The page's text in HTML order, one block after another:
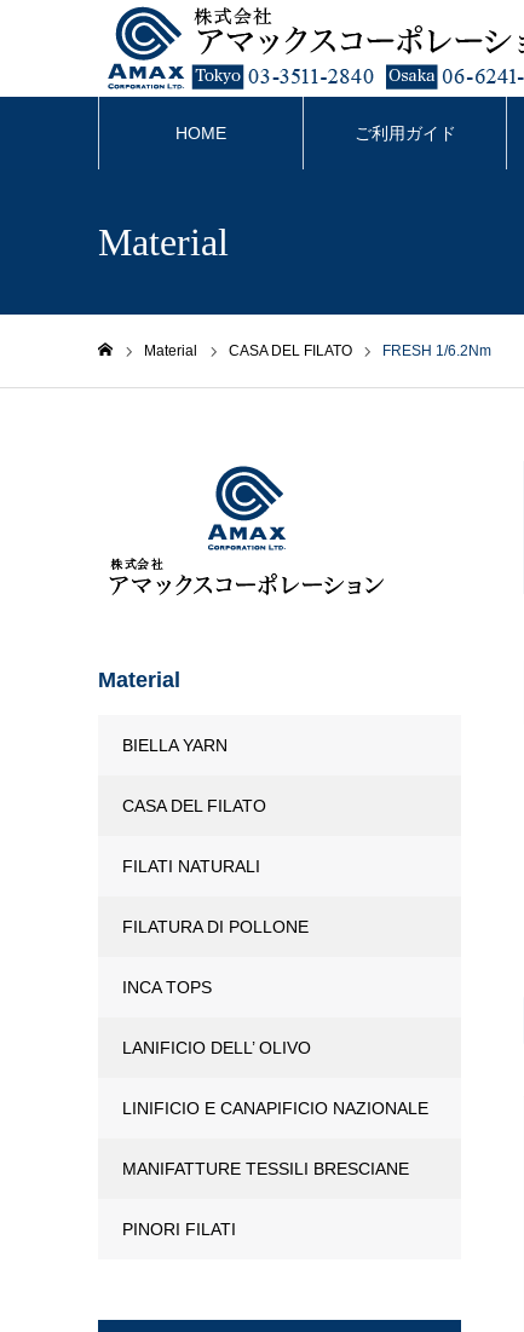
HOME ご利用ガイド
Material
Material CASA DEL FILATO FRESH 1/6.2Nm
Material
BIELLA YARN
CASA DEL FILATO
FILATI NATURALI
FILATURA DI POLLONE
INCA TOPS
LANIFICIO DELL’ OLIVO
LINIFICIO E CANAPIFICIO NAZIONALE
MANIFATTURE TESSILI BRESCIANE
PINORI FILATI